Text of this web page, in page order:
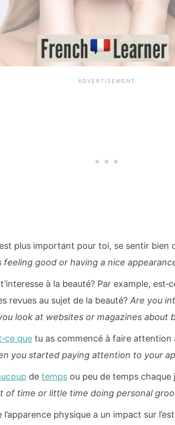
est plus important pour toi, se sentir bien
feeling good or having a nice
à la beauté? Par example,
revues au sujet de la beauté? Are you
look at websites or magazines about
que tu as commencé à faire attention
you started paying attention to your
de temps ou peu de temps
of time or little time doing personal
l’apparence physique a un impact sur